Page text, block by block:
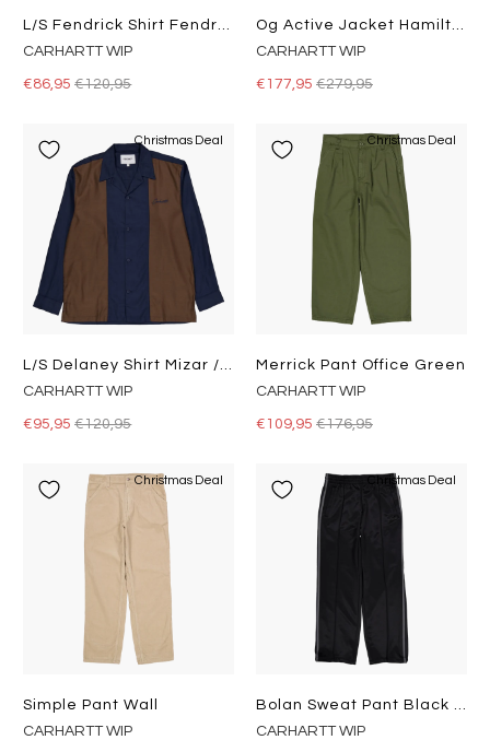
L/s Fendrick Shirt Fendrick Check, Deep Lagoon
CARHARTT WIP
€86,95€120,95
Og Active Jacket Hamilton Brown
CARHARTT WIP
€177,95 €279,95
Christmas Deal
L/s Delaney Shirt Mizar / Liberica
CARHARTT WIP
€95,95€120,95
Christmas Deal
Merrick Pant Office Green
CARHARTT WIP
€109,95 €176,95
Christmas Deal
Simple Pant Wall
CARHARTT WIP
Christmas Deal
Bolan Sweat Pant Black / Graphite
CARHARTT WIP